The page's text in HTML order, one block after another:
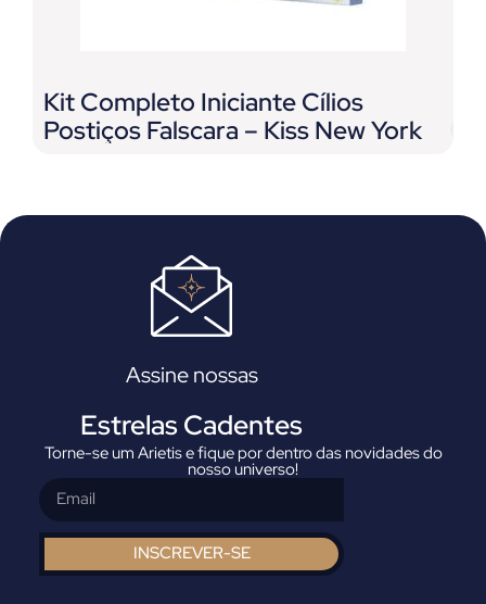
Kit Completo Iniciante Cílios
Postiços Falscara – Kiss New York
Assine nossas
Estrelas Cadentes
Torne-se um Arietis e fique por dentro das novidades do
nosso universo!
INSCREVER-SE